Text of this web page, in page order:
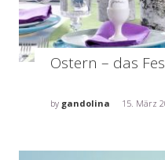
Ostern – das
by gandolina 15. März